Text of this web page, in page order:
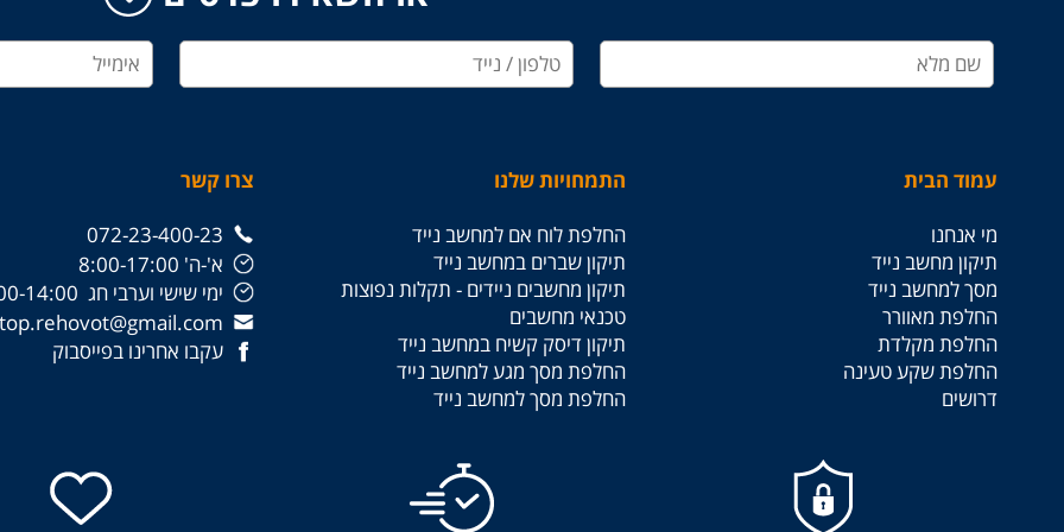
עמוד הבית
מי אנחנו
תיקון מחשב נייד
מסך למחשב נייד
החלפת מאוורר
החלפת מקלדת
החלפת שקע טעינה
דרושים
התמחויות שלנו
החלפת לוח אם למחשב נייד
תיקון שברים במחשב נייד
תיקון מחשבים ניידים - תקלות נפוצות
טכנאי מחשבים
תיקון דיסק קשיח במחשב נייד
החלפת מסך מגע למחשב נייד
החלפת מסך למחשב נייד
צרו קשר
א'-ה' 8:00-17:00
ימי שישי וערבי חג 8:00-14:00
עקבו אחרינו בפייסבוק